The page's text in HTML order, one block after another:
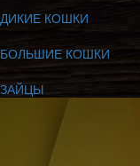
ДИКИЕ КОШКИ
БОЛЬШИЕ КОШКИ
ЗАЙЦЫ